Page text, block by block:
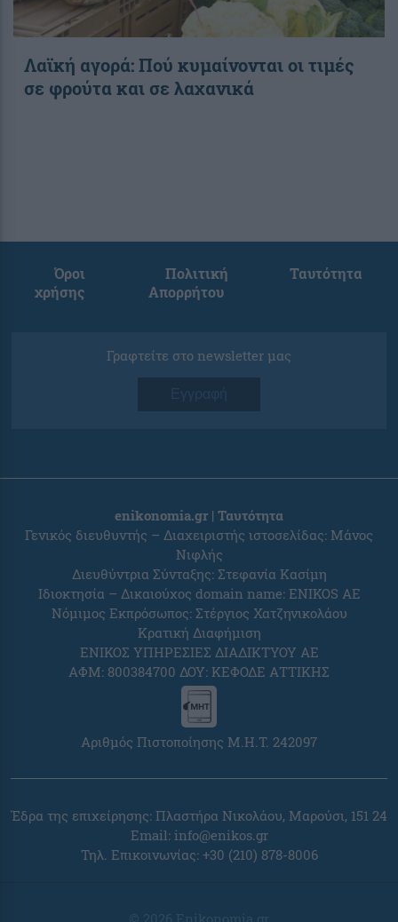
Λαϊκή αγορά: Πού κυμαίνονται οι τιμές
σε φρούτα και σε λαχανικά
Όροι
χρήσης
Πολιτική
Απορρήτου
Ταυτότητα
Γραφτείτε στο newsletter μας
Εγγραφή
enikonomia.gr | Ταυτότητα
Γενικός διευθυντής – Διαχειριστής ιστοσελίδας: Μάνος
Νιφλής
Διευθύντρια Σύνταξης: Στεφανία Κασίμη
Ιδιοκτησία – Δικαιούχος domain name: ENIKOS AE
Νόμιμος Εκπρόσωπος: Στέργιος Χατζηνικολάου
Κρατική Διαφήμιση
ΕΝΙΚΟΣ ΥΠΗΡΕΣΙΕΣ ΔΙΑΔΙΚΤΥΟΥ ΑΕ
ΑΦΜ: 800384700 ΔΟΥ: ΚΕΦΟΔΕ ΑΤΤΙΚΗΣ
Αριθμός Πιστοποίησης Μ.Η.Τ. 242097
Έδρα της επιχείρησης: Πλαστήρα Νικολάου, Μαρούσι, 151 24
Email: info@enikos.gr
Τηλ. Επικοινωνίας: +30 (210) 878-8006